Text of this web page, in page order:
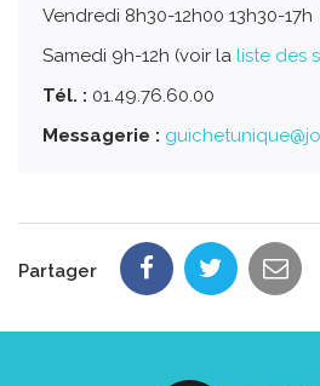
Vendredi 8h30-12h00 13h30-17h
Samedi 9h-12h (voir la liste des
Tél. : 01.49.76.60.00
Messagerie :
Partager